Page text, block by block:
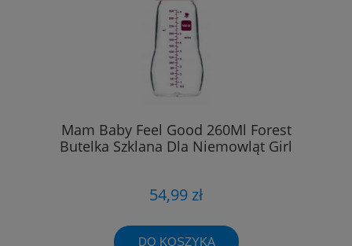
Mam Baby Feel Good 260Ml Forest
Butelka Szklana Dla Niemowląt Girl
54,99 zł
DO KOSZYKA